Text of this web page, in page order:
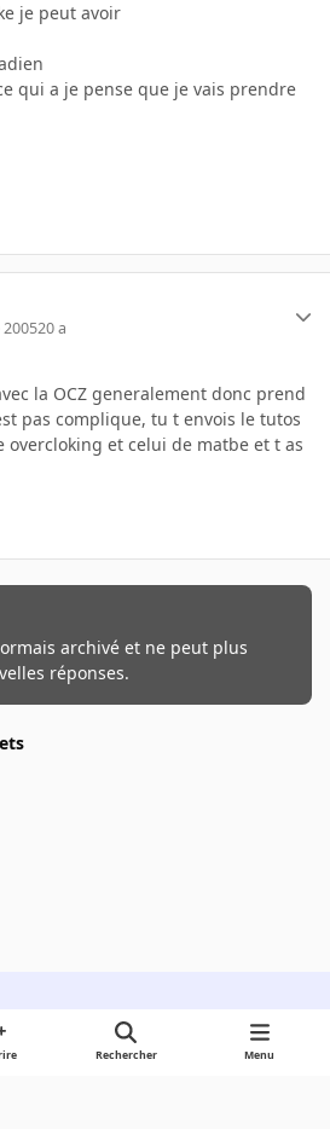
je peut avoir
qui a je pense que je vais prendre
20 a
la OCZ generalement donc prend
pas complique, tu t envois le tutos
overcloking et celui de matbe et t as
archivé et ne peut plus
réponses.
Rechercher Menu